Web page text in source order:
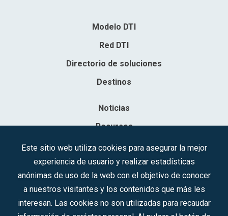
Modelo DTI
Red DTI
Directorio de soluciones
Destinos
Noticias
Recursos
Contacto
Sociedad Mercantil Estatal para la Gestión de la Innovación y las
C.I.F.: A-81/874.984
Este sitio web utiliza cookies para asegurar la mejor
experiencia de usuario y realizar estadísticas
anónimas de uso de la web con el objetivo de conocer
a nuestros visitantes y los contenidos que más les
interesan. Las cookies no son utilizadas para recaudar